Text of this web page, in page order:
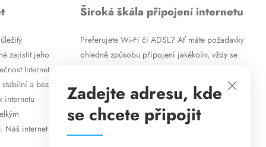
zajistit jeho
Internet
a bez
internetu
Náš internet
Široká škála připojení internetu
Preferujete Wi-Fi či ADSL? Ať máte požadavky
ohledně způsobu připojení jakékoliv, vždy se
vysokorychlostního ADSL internetu nabízíme
rovněž mobilní internet i levné internetové
připojení prostřednictvím Wi-Fi. Způsob
připojení přizpůsobíme vašim specifickým
Zadejte adresu, kde
se chcete připojit